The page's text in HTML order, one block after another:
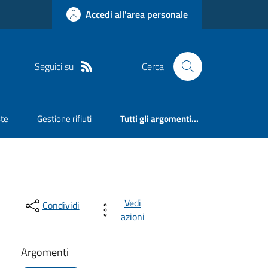
Accedi all'area personale
Seguici su Cerca
Gestione rifiuti Tutti gli argomenti...
Condividi
Vedi
azioni
Argomenti